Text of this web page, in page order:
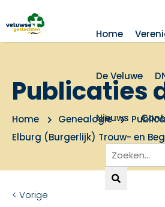
Home
De Veluwe
Nieuws
Publicaties
Home Genealogie
Elburg (Burgerlijk) Trouw- en
< Vorige